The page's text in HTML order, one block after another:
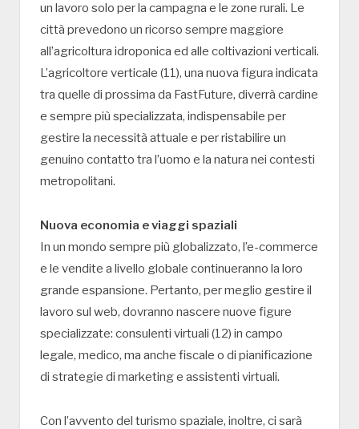
un lavoro solo per la campagna e le zone rurali. Le
città prevedono un ricorso sempre maggiore
all’agricoltura idroponica ed alle coltivazioni verticali.
L’agricoltore verticale (11), una nuova figura indicata
tra quelle di prossima da FastFuture, diverrà cardine
e sempre più specializzata, indispensabile per
gestire la necessità attuale e per ristabilire un
genuino contatto tra l’uomo e la natura nei contesti
metropolitani.
Nuova economia e viaggi spaziali
In un mondo sempre più globalizzato, l’e-commerce
e le vendite a livello globale continueranno la loro
grande espansione. Pertanto, per meglio gestire il
lavoro sul web, dovranno nascere nuove figure
specializzate: consulenti virtuali (12) in campo
legale, medico, ma anche fiscale o di pianificazione
di strategie di marketing e assistenti virtuali.
Con l’avvento del turismo spaziale, inoltre, ci sarà